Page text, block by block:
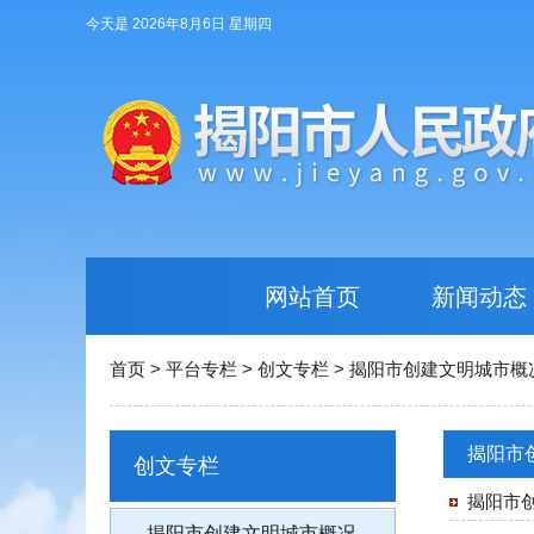
今天是 2026年8月6日 星期四
网站首页 新闻动态
首页 > 平台专栏 > 创文专栏 > 揭阳市创建文明城市概
创文专栏
揭阳市
揭阳市